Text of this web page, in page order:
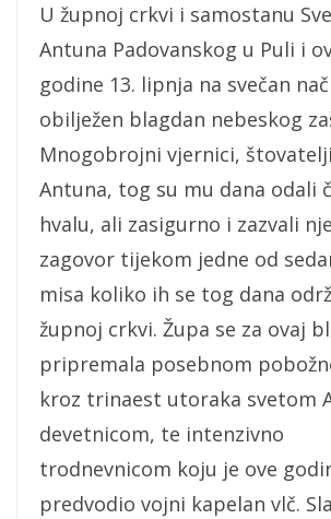
U župnoj crkvi i samostanu
Antuna Padovanskog u Puli i
godine 13. lipnja na svečan
obilježen blagdan nebeskog
Mnogobrojni vjernici,
Antuna, tog su mu dana odali
hvalu, ali zasigurno i zazvali
zagovor tijekom jedne od
misa koliko ih se tog dana
župnoj crkvi. Župa se za ovaj
pripremala posebnom
kroz trinaest utoraka svetom
devetnicom, te intenzivno
trodnevnicom koju je ove
predvodio vojni kapelan vlč.